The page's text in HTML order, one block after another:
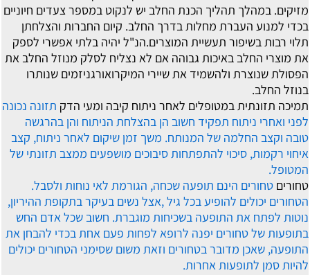
מזיקים. במהלך תהליך הכנת החלב יש לנקוט במספר צעדים חיוניים
בכדי למנוע העברת מחלות בדרך החלב. קיום החברות והצלחתן
תלוי רבות בשיפור תעשיית המוצרים.הנ"ל יהיה בלתי אפשרי לספק
את מוצרי החלב באיכות גבוהה אם לא נצליח לסלק מנוזל החלב את
הפסולת שנוצרת ולהשמיד את שיירי המיקרואורגניזמים שנותרו
בנוזל החלב.
תמיכה תזונתית במטופלים לאחר ניתוח קיבה ומעי הדק תזונה נכונה
לפני ואחרי ניתוח תפקיד חשוב הן בהצלחת הניתוח והן בהרגשה
טובה וקצב החלמה של המנותח. משך זמן שיקום לאחר ניתוח, קצב
איחוי רקמות, סיכוי להתפתחות סיבוכים מושפעים ממצב תזונתי של
המטופל.
טחורים טחורים הינם תופעה שכחה, הגורמת לאי נוחות ולסבל.
הטחורים יכולים להופיע בכל גיל ,אצל נשים בעיקר בתקופת ההיריון,
נוטות לפתח את התופעה בשכיחות מוגברת. חשוב שכל אדם החש
בתופעות של טחורים יפנה לרופא לפחות פעם אחת בכדי להבחן את
התופעה, שאכן מדובר בטחורים וזאת משום שסימני הטחורים יכולים
להיות סמן לתופעות אחרות.